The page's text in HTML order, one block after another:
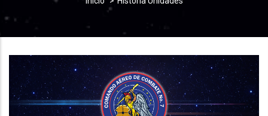
ENLACES
DE
AYUDA
A
LA